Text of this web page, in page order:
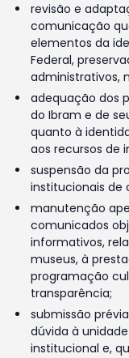
revisão e
comunicação
elementos da
Federal,
administrativos,
adequação dos
do Ibram e de
quanto à
aos recursos de
suspensão da
institucionais de
manutenção
comunicados
informativos,
museus, à
programação
transparência;
submissão
dúvida à
institucional e,